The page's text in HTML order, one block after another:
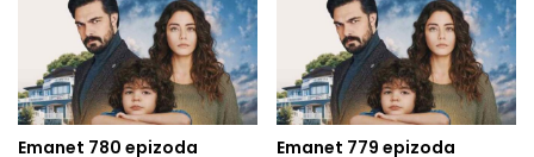
Emanet 780 epizoda Emanet 779 epizoda